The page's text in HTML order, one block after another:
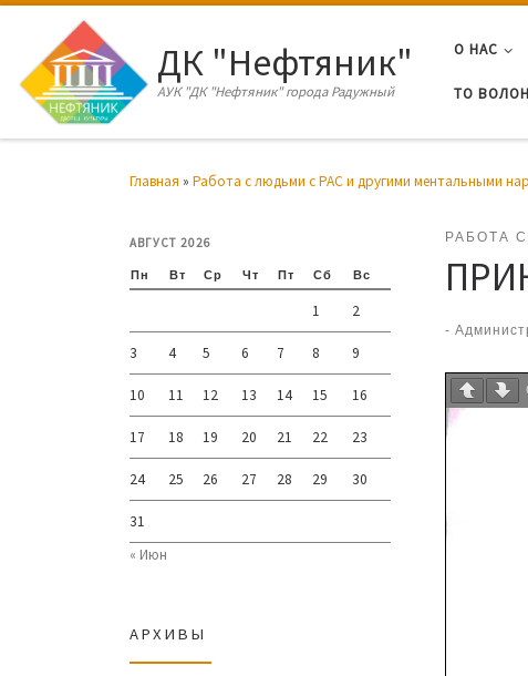
Перейти к содержимому
ДК "Нефтяник"
АУК "ДК "Нефтяник" города Радужный
О НАС
ТО
Главная » Работа с людьми с РАС и другими ментальными
РАБОТА
-
АВГУСТ 2026
Пн Вт Ср Чт Пт Сб Вс
1 2
3 4 5 6 7 8 9
10 11 12 13 14 15 16
17 18 19 20 21 22 23
24 25 26 27 28 29 30
31
« Июн
АРХИВЫ